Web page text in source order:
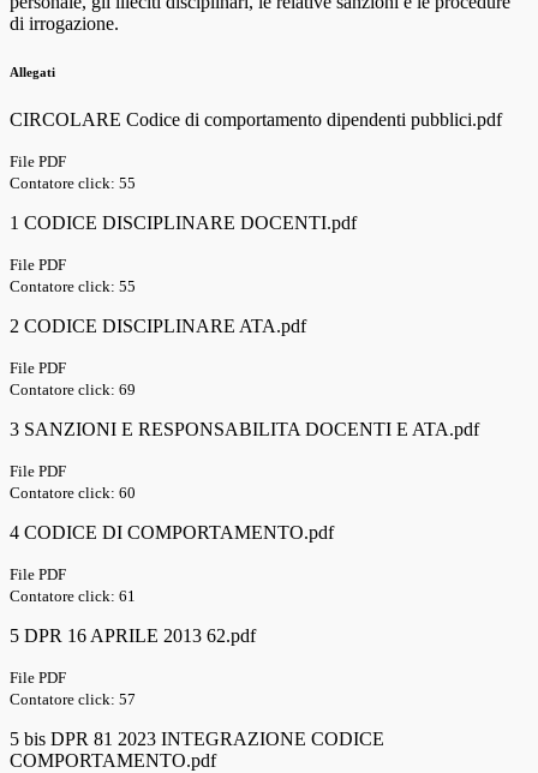
di irrogazione.
Allegati
CIRCOLARE Codice di comportamento dipendenti pubblici.pdf
File PDF
Contatore click: 55
1 CODICE DISCIPLINARE DOCENTI.pdf
File PDF
Contatore click: 55
2 CODICE DISCIPLINARE ATA.pdf
File PDF
Contatore click: 69
3 SANZIONI E RESPONSABILITA DOCENTI E ATA.pdf
File PDF
Contatore click: 60
4 CODICE DI COMPORTAMENTO.pdf
File PDF
Contatore click: 61
5 DPR 16 APRILE 2013 62.pdf
File PDF
Contatore click: 57
5 bis DPR 81 2023 INTEGRAZIONE CODICE
COMPORTAMENTO.pdf